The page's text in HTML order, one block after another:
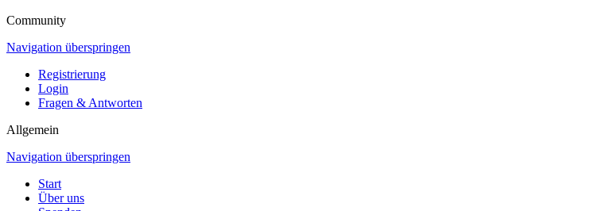
Community
Navigation überspringen
Registrierung
Login
Fragen & Antworten
Allgemein
Navigation überspringen
Start
Über uns